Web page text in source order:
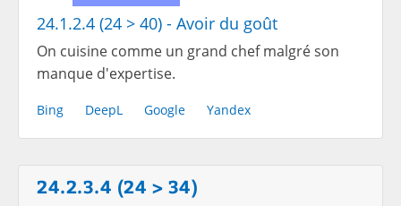
24.1.2.4 (24 > 40) - Avoir du goût
On cuisine comme un grand chef malgré son
manque d'expertise.
Bing DeepL Google Yandex
24.2.3.4 (24 > 34)